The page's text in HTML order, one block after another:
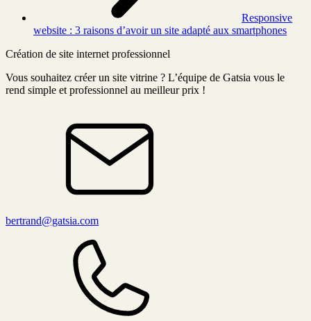
Responsive
website : 3 raisons d’avoir un site adapté aux smartphones
Création de site internet professionnel
Vous souhaitez créer un site vitrine ? L’équipe de Gatsia vous le
rend simple et professionnel au meilleur prix !
bertrand@gatsia.com